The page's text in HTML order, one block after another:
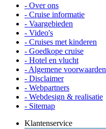
- Over ons
- Cruise informatie
- Vaargebieden
- Video's
- Cruises met kinderen
- Goedkope cruise
- Hotel en vlucht
- Algemene voorwaarden
- Disclaimer
- Webpartners
- Webdesign & realisatie
- Sitemap
Klantenservice